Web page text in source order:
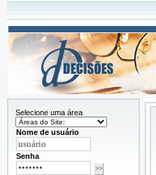
Selecione uma área
Nome de usuário
Senha